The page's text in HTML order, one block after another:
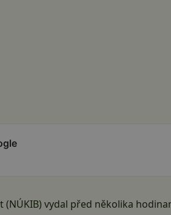
vydal před několika